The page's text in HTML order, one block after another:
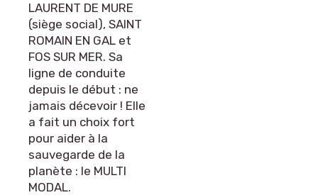
LAURENT DE MURE
(siège social), SAINT
ROMAIN EN GAL et
FOS SUR MER. Sa
ligne de conduite
depuis le début : ne
jamais décevoir ! Elle
a fait un choix fort
pour aider à la
sauvegarde de la
planète : le MULTI
MODAL.